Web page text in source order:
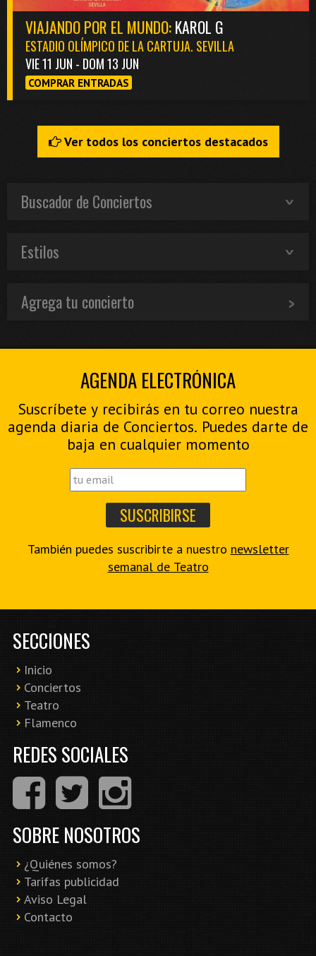
VIAJANDO POR EL MUNDO:KAROL G
ESTADIO OLÍMPICO DE LA CARTUJA. SEVILLA
VIE 11 JUN - DOM 13 JUN
COMPRAR ENTRADAS
Ver todos los conciertos destacados
Buscador de Conciertos
Estilos
Agrega tu concierto
AGENDA ELECTRÓNICA
Suscríbete y recibirás en tu correo nuestra
agenda diaria de Conciertos. Puedes darte de
baja en cualquier momento
También puedes suscribirte a nuestro newsletter
semanal de Teatro
SECCIONES
Inicio
Conciertos
Teatro
Flamenco
REDES SOCIALES
SOBRE NOSOTROS
¿Quiénes somos?
Tarifas publicidad
Aviso Legal
Contacto